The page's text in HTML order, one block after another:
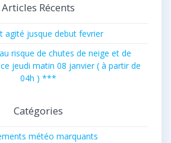
Articles Récents
agité jusque debut fevrier
risque de chutes de neige et de
jeudi matin 08 janvier ( à partir de
04h ) ***
Catégories
météo marquants